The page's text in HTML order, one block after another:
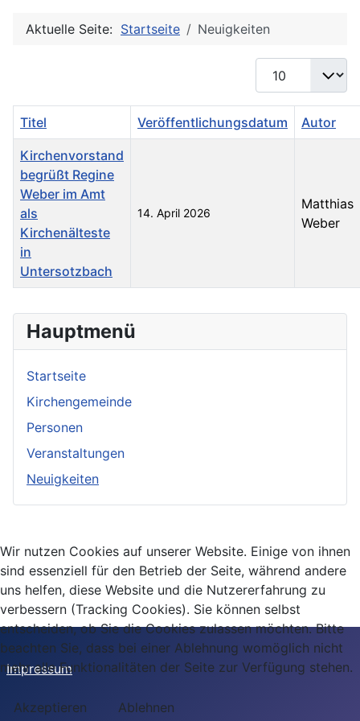
Hauptmenü
Startseite
Kirchengemeinde
Personen
Veranstaltungen
Neuigkeiten
Aktuelle Seite: Startseite Neuigkeiten
Anzeige #
Titel Veröffentlichungsdatum Autor
Kirchenvorstand
begrüßt Regine
Weber im Amt
als
Kirchenälteste
in
Untersotzbach
14. April 2026
Matthias
Weber
Impressum
Wir nutzen Cookies auf unserer Website. Einige von ihnen
sind essenziell für den Betrieb der Seite, während andere
uns helfen, diese Website und die Nutzererfahrung zu
verbessern (Tracking Cookies). Sie können selbst
entscheiden, ob Sie die Cookies zulassen möchten. Bitte
beachten Sie, dass bei einer Ablehnung womöglich nicht
mehr alle Funktionalitäten der Seite zur Verfügung stehen.
Akzeptieren Ablehnen